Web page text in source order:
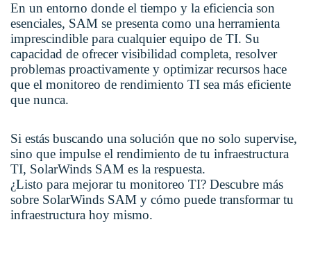
En un entorno donde el tiempo y la eficiencia son
esenciales, SAM se presenta como una herramienta
imprescindible para cualquier equipo de TI. Su
capacidad de ofrecer visibilidad completa, resolver
problemas proactivamente y optimizar recursos hace
que el monitoreo de rendimiento TI sea más eficiente
que nunca.
Si estás buscando una solución que no solo supervise,
sino que impulse el rendimiento de tu infraestructura
TI, SolarWinds SAM es la respuesta.
¿Listo para mejorar tu monitoreo TI? Descubre más
sobre SolarWinds SAM y cómo puede transformar tu
infraestructura hoy mismo.